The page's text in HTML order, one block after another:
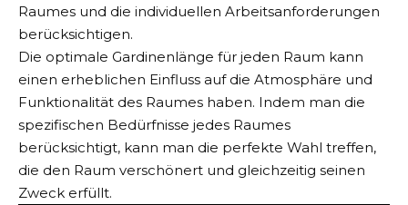
Raumes und die individuellen Arbeitsanforderungen
berücksichtigen.
Die optimale Gardinenlänge für jeden Raum kann
einen erheblichen Einfluss auf die Atmosphäre und
Funktionalität des Raumes haben. Indem man die
spezifischen Bedürfnisse jedes Raumes
berücksichtigt, kann man die perfekte Wahl treffen,
die den Raum verschönert und gleichzeitig seinen
Zweck erfüllt.